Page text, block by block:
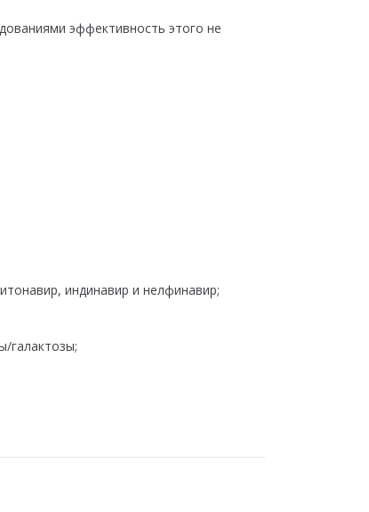
эффективность этого не
индинавир и нелфинавир;
галактозы;